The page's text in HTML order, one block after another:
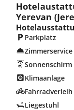
Yerevan
Parkplatz
Zimmerservice
Sonnenschirm
Klimaanlage
Fahrradverleih
Liegestuhl